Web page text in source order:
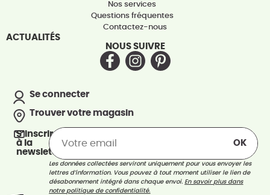
Nos services
Questions fréquentes
Contactez-nous
ACTUALITÉS
NOUS SUIVRE
Se connecter
Trouver votre magasin
S’inscrire
à la
newsletter
Les données collectées serviront uniquement pour vous envoyer les
lettres d’information. Vous pouvez à tout moment utiliser le lien de
désabonnement intégré dans chaque envoi.En savoir plus dans
notre politique de confidentialité.